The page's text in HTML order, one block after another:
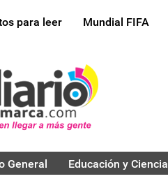
para leer Mundial FIFA
General Educación y Ciencia